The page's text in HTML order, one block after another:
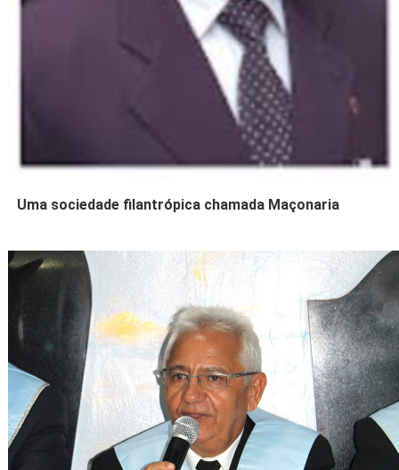
Uma sociedade filantrópica chamada Maçonaria